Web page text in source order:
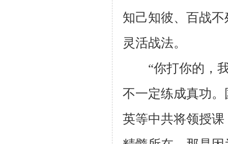
知己知彼、百战
灵活战法。
“你打你的，我
不一定练成真功
英等中共将领授